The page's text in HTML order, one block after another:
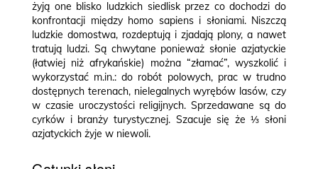
żyją one blisko ludzkich siedlisk przez co dochodzi do
konfrontacji między homo sapiens i słoniami. Niszczą
ludzkie domostwa, rozdeptują i zjadają plony, a nawet
tratują ludzi. Są chwytane ponieważ słonie azjatyckie
(łatwiej niż afrykańskie) można “złamać”, wyszkolić i
wykorzystać m.in.: do robót polowych, prac w trudno
dostępnych terenach, nielegalnych wyrębów lasów, czy
w czasie uroczystości religijnych. Sprzedawane są do
cyrków i branży turystycznej. Szacuje się że ⅓ słoni
azjatyckich żyje w niewoli.